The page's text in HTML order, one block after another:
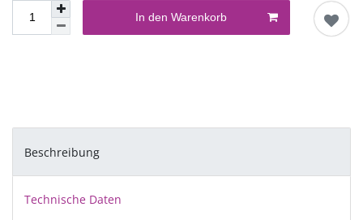
In den Warenkorb
Beschreibung
Technische Daten